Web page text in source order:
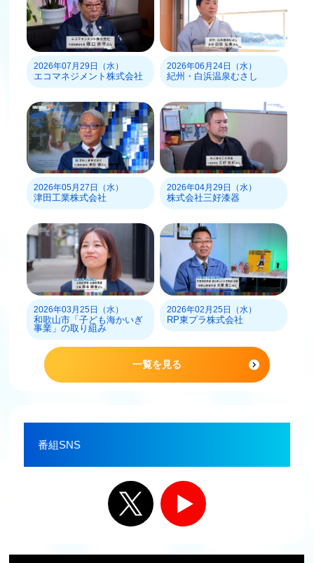
2026年07月29日（水）
エコマネジメント株式会社
2026年06月24日（水）
紀州・白浜温泉むさし
2026年05月27日（水）
津田工業株式会社
2026年04月29日（水）
株式会社三好漆器
2026年03月25日（水）
和歌山市「子ども海かいぎ
事業」の取り組み
2026年02月25日（水）
RP東プラ株式会社
一覧を見る
番組SNS